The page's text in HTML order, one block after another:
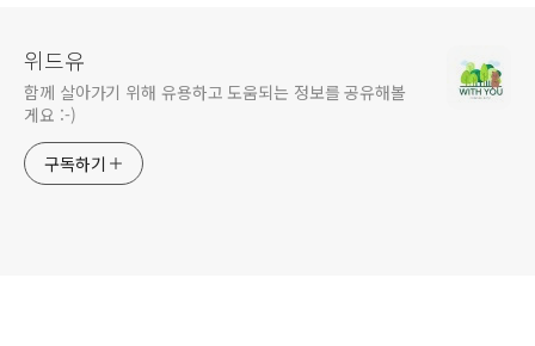
위드유
함께 살아가기 위해 유용하고 도움되는 정보를 공유해볼
게요 :-)
구독하기